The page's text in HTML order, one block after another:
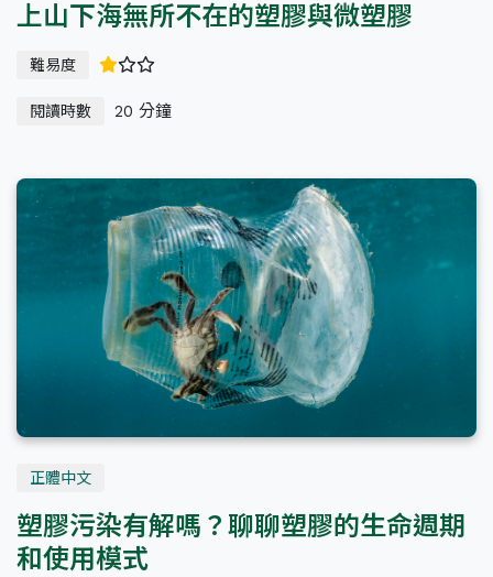
上山下海無所不在的塑膠與微塑膠
難易度
閱讀時數 20 分鐘
正體中文
塑膠污染有解嗎？聊聊塑膠的生命週期
和使用模式